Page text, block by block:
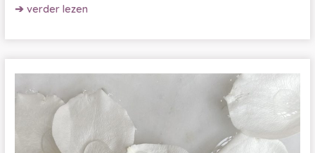
Enjoy
library
➔ verder lezen